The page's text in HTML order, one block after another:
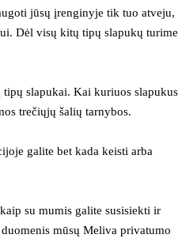
jūsų įrenginyje tik tuo atveju,
Dėl visų kitų tipų slapukų turime
slapukai. Kai kuriuos slapukus
trečiųjų šalių tarnybos.
galite bet kada keisti arba
su mumis galite susisiekti ir
mūsų Meliva privatumo